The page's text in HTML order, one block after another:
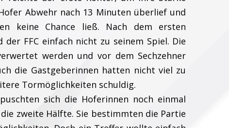
Abwehr nach 13 Minuten überlief und
keine Chance ließ. Nach dem ersten
FFC einfach nicht zu seinem Spiel. Die
werden und vor dem Sechzehner
die Gastgeberinnen hatten nicht viel zu
Tormöglichkeiten schuldig.
sich die Hoferinnen noch einmal
zweite Hälfte. Sie bestimmten die Partie